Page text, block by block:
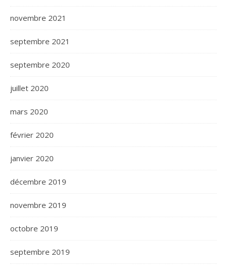
novembre 2021
septembre 2021
septembre 2020
juillet 2020
mars 2020
février 2020
janvier 2020
décembre 2019
novembre 2019
octobre 2019
septembre 2019